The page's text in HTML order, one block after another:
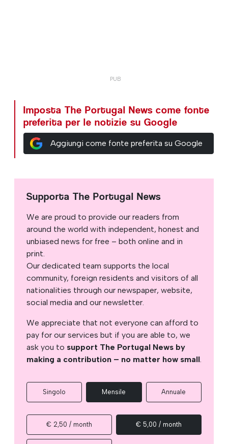
Imposta The Portugal News come fonte
preferita per le notizie su Google
Aggiungi come fonte preferita su Google
Supporta The Portugal News
We are proud to provide our readers from
around the world with independent, honest and
unbiased news for free – both online and in
print.
Our dedicated team supports the local
community, foreign residents and visitors of all
nationalities through our newspaper, website,
social media and our newsletter.
We appreciate that not everyone can afford to
pay for our services but if you are able to, we
ask you to support The Portugal News by
making a contribution – no matter how small.
Singolo Mensile Annuale
€ 2,50 / month € 5,00 / month